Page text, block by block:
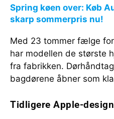
Spring køen over: Køb
skarp sommerpris nu!
Med 23 tommer fælge
har modellen de største
fra fabrikken.
bagdørene åbner som
Tidligere Apple-